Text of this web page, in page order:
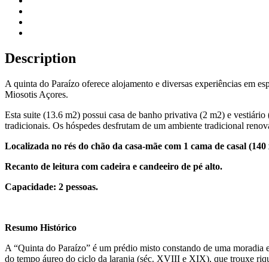
Description
A quinta do Paraízo oferece alojamento e diversas experiências em
Miosotis Açores.
Esta suite (13.6 m2) possui casa de banho privativa (2 m2) e
tradicionais. Os hóspedes desfrutam de um ambiente tradicional
Localizada no rés do chão da casa-mãe com 1 cama de casal (140
Recanto de leitura com cadeira e candeeiro de pé alto.
Capacidade: 2 pessoas.
Resumo Histórico
A “Quinta do Paraízo” é um prédio misto constando de uma
do tempo áureo do ciclo da laranja (séc. XVIII e XIX), que trouxe